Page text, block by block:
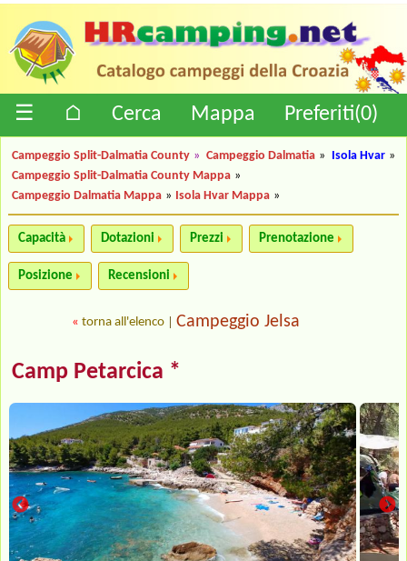
☰ ⌂ Cerca Mappa Preferiti(0)
Campeggio Split-Dalmatia County » Campeggio Dalmatia » Isola Hvar »
Campeggio Split-Dalmatia County Mappa »
Campeggio Dalmatia Mappa » Isola Hvar Mappa »
Capacità Dotazioni Prezzi Prenotazione
Posizione Recensioni
« torna all'elenco Campeggio Jelsa
Camp Petarcica *